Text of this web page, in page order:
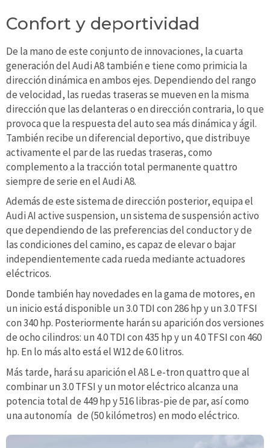
Confort y deportividad
De la mano de este conjunto de innovaciones, la cuarta
generación del Audi A8 también e tiene como primicia la
dirección dinámica en ambos ejes. Dependiendo del rango
de velocidad, las ruedas traseras se mueven en la misma
dirección que las delanteras o en dirección contraria, lo que
provoca que la respuesta del auto sea más dinámica y ágil.
También recibe un diferencial deportivo, que distribuye
activamente el par de las ruedas traseras, como
complemento a la tracción total permanente quattro
siempre de serie en el Audi A8.
Además de este sistema de dirección posterior, equipa el
Audi AI active suspension, un sistema de suspensión activo
que dependiendo de las preferencias del conductor y de
las condiciones del camino, es capaz de elevar o bajar
independientemente cada rueda mediante actuadores
eléctricos.
Donde también hay novedades en la gama de motores, en
un inicio está disponible un 3.0 TDI con 286 hp y un 3.0 TFSI
con 340 hp. Posteriormente harán su aparición dos versiones
de ocho cilindros: un 4.0 TDI con 435 hp y un 4.0 TFSI con 460
hp. En lo más alto está el W12 de 6.0 litros.
Más tarde, hará su aparición el A8 L e-tron quattro que al
combinar un 3.0 TFSI y un motor eléctrico alcanza una
potencia total de 449 hp y 516 libras-pie de par, así como
una autonomía de (50 kilómetros) en modo eléctrico.